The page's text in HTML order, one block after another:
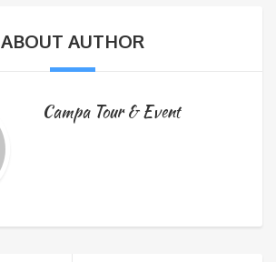
ABOUT AUTHOR
Campa Tour & Event